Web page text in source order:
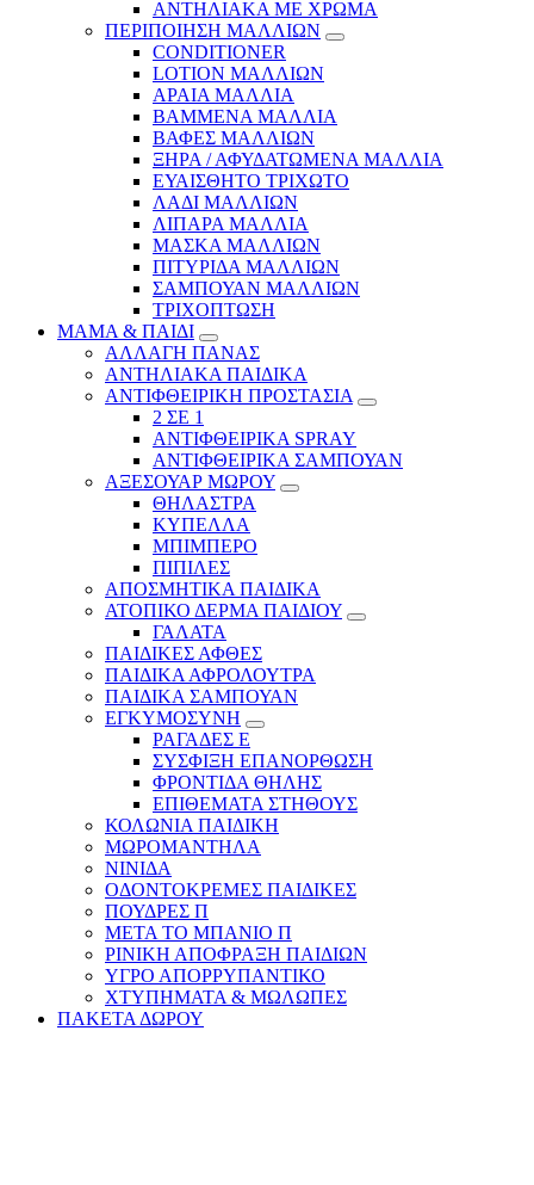
ΑΝΤΗΛΙΑΚΑ ΜΕ ΧΡΩΜΑ
ΠΕΡΙΠΟΙΗΣΗ ΜΑΛΛΙΩΝ
CONDITIONER
LOTION ΜΑΛΛΙΩΝ
ΑΡΑΙΑ ΜΑΛΛΙΑ
ΒΑΜΜΕΝΑ ΜΑΛΛΙΑ
ΒΑΦΕΣ ΜΑΛΛΙΩΝ
ΞΗΡΑ / ΑΦΥΔΑΤΩΜΕΝΑ ΜΑΛΛΙΑ
ΕΥΑΙΣΘΗΤΟ ΤΡΙΧΩΤΟ
ΛΑΔΙ ΜΑΛΛΙΩΝ
ΛΙΠΑΡΑ ΜΑΛΛΙΑ
ΜΑΣΚΑ ΜΑΛΛΙΩΝ
ΠΙΤΥΡΙΔΑ ΜΑΛΛΙΩΝ
ΣΑΜΠΟΥΑΝ ΜΑΛΛΙΩΝ
ΤΡΙΧΟΠΤΩΣΗ
ΜΑΜΑ & ΠΑΙΔΙ
ΑΛΛΑΓΗ ΠΑΝΑΣ
ΑΝΤΗΛΙΑΚΑ ΠΑΙΔΙΚΑ
ΑΝΤΙΦΘΕΙΡΙΚΗ ΠΡΟΣΤΑΣΙΑ
2 ΣΕ 1
ΑΝΤΙΦΘΕΙΡΙΚΑ SPRAY
ΑΝΤΙΦΘΕΙΡΙΚΑ ΣΑΜΠΟΥΑΝ
ΑΞΕΣΟΥΑΡ ΜΩΡΟΥ
ΘΗΛΑΣΤΡΑ
ΚΥΠΕΛΛΑ
ΜΠΙΜΠΕΡΟ
ΠΙΠΙΛΕΣ
ΑΠΟΣΜΗΤΙΚΑ ΠΑΙΔΙΚΑ
ΑΤΟΠΙΚΟ ΔΕΡΜΑ ΠΑΙΔΙΟΥ
ΓΑΛΑΤΑ
ΠΑΙΔΙΚΕΣ ΑΦΘΕΣ
ΠΑΙΔΙΚΑ ΑΦΡΟΛΟΥΤΡΑ
ΠΑΙΔΙΚΑ ΣΑΜΠΟΥΑΝ
ΕΓΚΥΜΟΣΥΝΗ
ΡΑΓΑΔΕΣ Ε
ΣΥΣΦΙΞΗ ΕΠΑΝΟΡΘΩΣΗ
ΦΡΟΝΤΙΔΑ ΘΗΛΗΣ
ΕΠΙΘΕΜΑΤΑ ΣΤΗΘΟΥΣ
ΚΟΛΩΝΙΑ ΠΑΙΔΙΚΗ
ΜΩΡΟΜΑΝΤΗΛΑ
ΝΙΝΙΔΑ
ΟΔΟΝΤΟΚΡΕΜΕΣ ΠΑΙΔΙΚΕΣ
ΠΟΥΔΡΕΣ Π
ΜΕΤΑ ΤΟ ΜΠΑΝΙΟ Π
ΡΙΝΙΚΗ ΑΠΟΦΡΑΞΗ ΠΑΙΔΙΩΝ
ΥΓΡΟ ΑΠΟΡΡΥΠΑΝΤΙΚΟ
ΧΤΥΠΗΜΑΤΑ & ΜΩΛΩΠΕΣ
ΠΑΚΕΤΑ ΔΩΡΟΥ